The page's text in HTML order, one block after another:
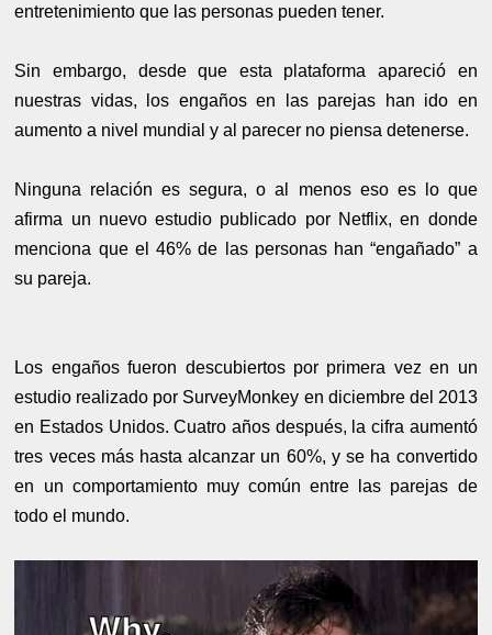
entretenimiento que las personas pueden tener.
Sin embargo, desde que esta plataforma apareció en
nuestras vidas, los engaños en las parejas han ido en
aumento a nivel mundial y al parecer no piensa detenerse.
Ninguna relación es segura, o al menos eso es lo que
afirma un nuevo estudio publicado por Netflix, en donde
menciona que el 46% de las personas han “engañado” a
su pareja.
Los engaños fueron descubiertos por primera vez en un
estudio realizado por SurveyMonkey en diciembre del 2013
en Estados Unidos. Cuatro años después, la cifra aumentó
tres veces más hasta alcanzar un 60%, y se ha convertido
en un comportamiento muy común entre las parejas de
todo el mundo.